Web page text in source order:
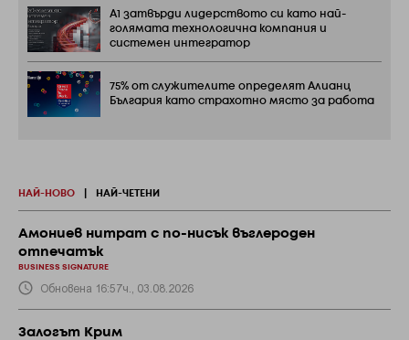
А1 затвърди лидерството си като най-
голямата технологична компания и
системен интегратор
75% от служителите определят Алианц
България като страхотно място за работа
НАЙ-НОВО НАЙ-ЧЕТЕНИ
Амониев нитрат с по-нисък въглероден
отпечатък
BUSINESS SIGNATURE
Обновена 16:57ч., 03.08.2026
Залогът Крим